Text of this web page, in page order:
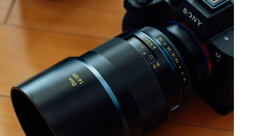
度
拉
達
克